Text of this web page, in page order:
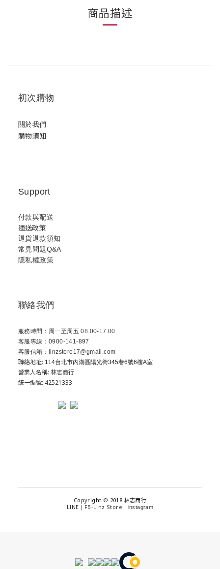
商品描述
初次購物
關於我們
購物須知
Support
付款與配送
運送政策
退貨退款須知
常見問題Q&A
隱私權政策
聯絡我們
服務時間：周一至周五 08:00-17:00
客服專線：0900-141-897
客服信箱：linzstore17@gmail.com
聯絡地址: 114台北市內湖區陽光街345巷6號6樓A室
營業人名稱: 林志商行
統一編號: 42521333
Copyright © 2018 林志商行
LINE
FB-Linz Store instagram